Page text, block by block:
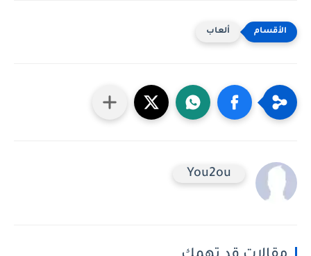
ألعاب
You2ou